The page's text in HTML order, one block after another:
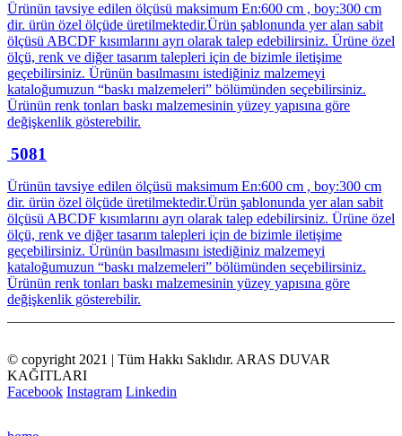
Ürünün tavsiye edilen ölçüsü maksimum En:600 cm , boy:300 cm
dir. ürün özel ölçüde üretilmektedir.Ürün şablonunda yer alan sabit
ölçüsü ABCDF kısımlarını ayrı olarak talep edebilirsiniz. Ürüne özel
ölçü, renk ve diğer tasarım talepleri için de bizimle iletişime
geçebilirsiniz. Ürünün basılmasını istediğiniz malzemeyi
kataloğumuzun “baskı malzemeleri” bölümünden seçebilirsiniz.
Ürünün renk tonları baskı malzemesinin yüzey yapısına göre
değişkenlik gösterebilir.
5081
Ürünün tavsiye edilen ölçüsü maksimum En:600 cm , boy:300 cm
dir. ürün özel ölçüde üretilmektedir.Ürün şablonunda yer alan sabit
ölçüsü ABCDF kısımlarını ayrı olarak talep edebilirsiniz. Ürüne özel
ölçü, renk ve diğer tasarım talepleri için de bizimle iletişime
geçebilirsiniz. Ürünün basılmasını istediğiniz malzemeyi
kataloğumuzun “baskı malzemeleri” bölümünden seçebilirsiniz.
Ürünün renk tonları baskı malzemesinin yüzey yapısına göre
değişkenlik gösterebilir.
© copyright 2021 | Tüm Hakkı Saklıdır. ARAS DUVAR
KAĞITLARI
Facebook Instagram Linkedin